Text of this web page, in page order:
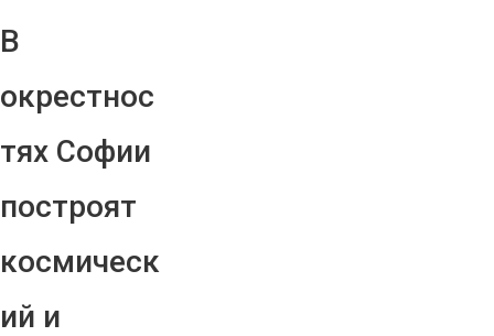
В
окрестнос
тях Софии
построят
космическ
ий и